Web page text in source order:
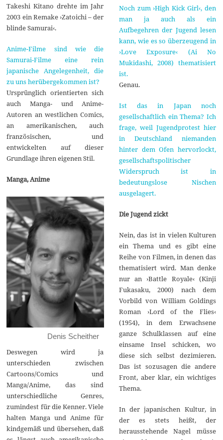
Takeshi Kitano drehte im Jahr
2003 ein Remake ›Zatoichi – der
blinde Samurai‹.
Anime-Filme sind wie die
Samurai-Filme eine rein
japanische Angelegenheit, die
zu uns herübergekommen ist?
Ursprünglich orientierten sich
auch Manga- und Anime-
Autoren an westlichen Comics,
an amerikanischen, auch
französischen, und
entwickelten auf dieser
Grundlage ihren eigenen Stil.
Manga, Anime
Denis Scheither
Deswegen wird ja
unterschieden zwischen
Cartoons/Comics und
Manga/Anime, das sind
unterschiedliche Genres,
zumindest für die Kenner. Viele
halten Manga und Anime für
kindgemäß und übersehen, daß
Noch zum ›High Kick Girl‹, den
man ja auch als ein
Aufbegehren der Jugend lesen
kann, wie es so überzeugend in
›Love Exposure‹ (Ai No
Mukidashi, 2008) thematisiert
ist.
Genau.
Ist das in Japan noch
gesellschaftlich ein Thema? Ich
frage, weil Jugendprotest hier
in Deutschland niemanden
hinter dem Ofen hervorlockt,
gesellschaftspolitischer
Widerspruch ist in
bedeutungslose Nischen
ausgelagert.
Die Jugend zickt
Nein, das ist in vielen Kulturen
ein Thema und es gibt eine
Reihe von Filmen, in denen das
thematisiert wird. Man denke
nur an ›Battle Royale‹ (Kinji
Fukasaku, 2000) nach dem
Vorbild von William Goldings
Roman ›Lord of the Flies‹
(1954), in dem Erwachsene
ganze Schulklassen auf eine
einsame Insel schicken, wo
diese sich selbst dezimieren.
Das ist sozusagen die andere
Front, aber klar, ein wichtiges
Thema.
In der japanischen Kultur, in
der es stets heißt, der
herausstehende Nagel müsse